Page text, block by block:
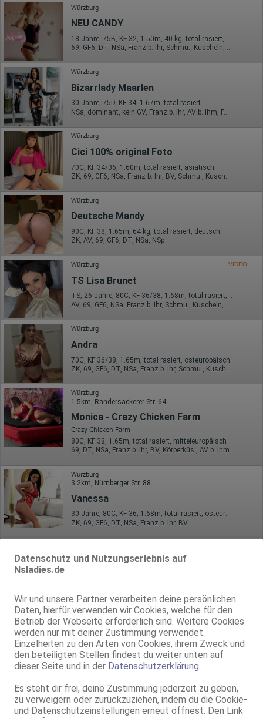
Datenschutz und Nutzungserlebnis auf
Nsladies.de
Wir und unsere Partner verarbeiten deine persönlichen
Daten, hierfür verwenden wir Cookies, welche für den
Betrieb der Webseite erforderlich sind. Weitere Cookies
werden nur mit deiner Zustimmung verwendet.
Einzelheiten zu den Arten von Cookies, ihrem Zweck und
den beteiligten Stellen findest du weiter unten auf
dieser Seite und in der Datenschutzerklärung.
Es steht dir frei, deine Zustimmung jederzeit zu geben,
zu verweigern oder zurückzuziehen, indem du die Cookie-
und Datenschutzeinstellungen erneut öffnest. Den Link
Würzburg
NEU CANDY
18 Jahre, 75B, KF 32, 1.50m, 40 kg, total rasiert, deutsch
69, GF6, DT, NSa, Franz b. Ihr, Schmu., Kuscheln, Körperküs.
Würzburg
Bizarrlady Maarlen
30 Jahre, 75D, KF 34, 1.67m, total rasiert
NSa, dominant, kein GV, Franz b. Ihr, AV b. Ihm, FAa, Mast.
Würzburg
Cici 100% original Foto
70C, KF 34/36, 1.60m, total rasiert, asiatisch
ZK, 69, GF6, NSa, Franz b. Ihr, BV, Schmu., Kuscheln
Würzburg
Deutsche Mandy
90C, KF 38, 1.65m, 64 kg, total rasiert, deutsch
ZK, AV, 69, GF6, DT, NSa, NSp
Würzburg VIDEO
TS Lisa Brunet
TS, 26 Jahre, 80C, KF 36/38, 1.68m, total rasiert, mitteleuropäisch
Würzburg
Andra
70C, KF 36/38, 1.65m, total rasiert, osteuropäisch
ZK, 69, GF6, DT, NSa, Franz b. Ihr, Schmu., Kuscheln
Würzburg
1.5km, Randersackerer Str. 64
Monica - Crazy Chicken Farm
Crazy Chicken Farm
80C, KF 38, 1.65m, total rasiert, mitteleuropäisch
69, DT, NSa, Franz b. Ihr, BV, Körperküs., AV b. Ihm
Würzburg
3.2km, Nürnberger Str. 88
Vanessa
30 Jahre, 80C, KF 36, 1.68m, total rasiert, osteuropäisch
ZK, 69, GF6, DT, NSa, Franz b. Ihr, BV
4.0km, Gattingerstr. 27
ZK, 69, GF6, DT, NSa, Franz b. Ihr, BV
Würzburg
4.0km, Gattingerstr. 27
KARINA aus der Ukraine
ZK, 69, GF6, DT, NSa, Franz b. Ihr, BV